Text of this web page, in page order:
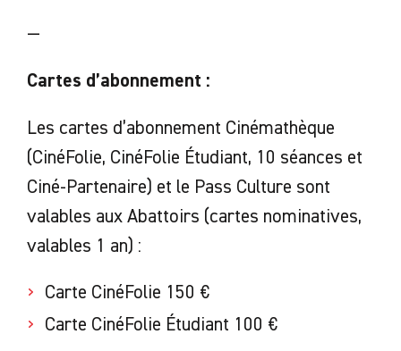
—
Cartes d’abonnement :
Les cartes d’abonnement Cinémathèque
(CinéFolie, CinéFolie Étudiant, 10 séances et
Ciné-Partenaire) et le Pass Culture sont
valables aux Abattoirs (cartes nominatives,
valables 1 an) :
Carte CinéFolie 150 €
Carte CinéFolie Étudiant 100 €